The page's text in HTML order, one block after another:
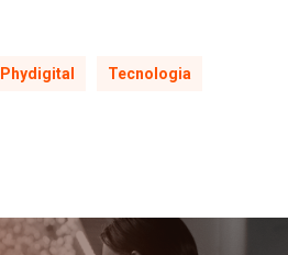
Phydigital Tecnologia